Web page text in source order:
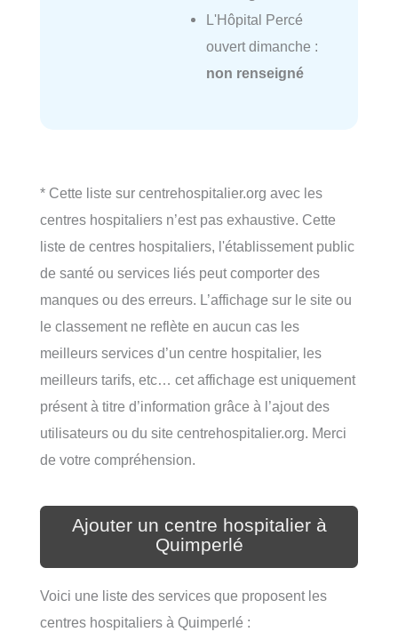
L'Hôpital Percé
ouvert dimanche :
non renseigné
* Cette liste sur centrehospitalier.org avec les
centres hospitaliers n’est pas exhaustive. Cette
liste de centres hospitaliers, l'établissement public
de santé ou services liés peut comporter des
manques ou des erreurs. L’affichage sur le site ou
le classement ne reflète en aucun cas les
meilleurs services d’un centre hospitalier, les
meilleurs tarifs, etc… cet affichage est uniquement
présent à titre d’information grâce à l’ajout des
utilisateurs ou du site centrehospitalier.org. Merci
de votre compréhension.
Ajouter un centre hospitalier à
Quimperlé
Voici une liste des services que proposent les
centres hospitaliers à Quimperlé :